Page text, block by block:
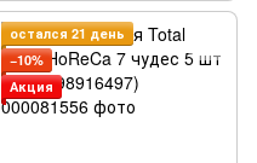
остался 21 день
−10%
Акция